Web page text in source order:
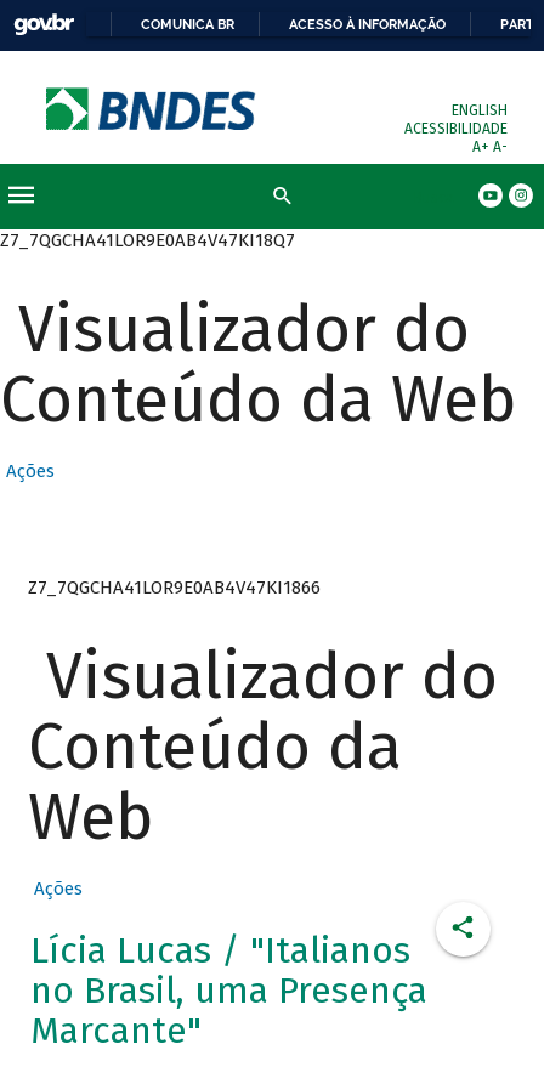
COMUNICA BR ACESSO À INFORMAÇÃO
ENGLISH
ACESSIBILIDADE
A+ A-
Z7_7QGCHA41LOR9E0AB4V47KI18Q7
Visualizador do
Conteúdo da Web
Ações
Z7_7QGCHA41LOR9E0AB4V47KI1866
Visualizador do
Conteúdo da
Web
Ações
Lícia Lucas / "Italianos
no Brasil, uma Presença
Marcante"